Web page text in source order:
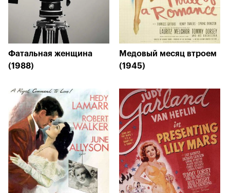
Фатальная женщина
(1988)
Медовый месяц втроем
(1945)